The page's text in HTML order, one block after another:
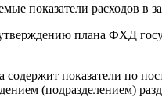
показатели расходов в
плана ФХД
показатели по
(подразделением)